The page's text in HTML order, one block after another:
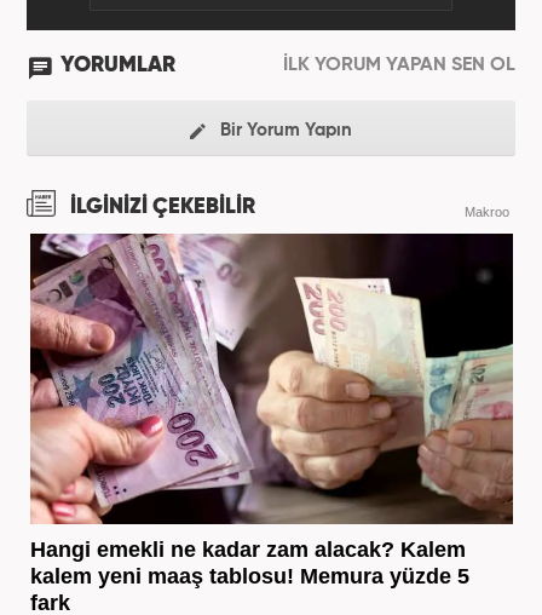
YORUMLAR İLK YORUM YAPAN SEN OL
Bir Yorum Yapın
İLGİNİZİ ÇEKEBİLİR Makroo
Hangi emekli ne kadar zam alacak? Kalem
kalem yeni maaş tablosu! Memura yüzde 5
fark